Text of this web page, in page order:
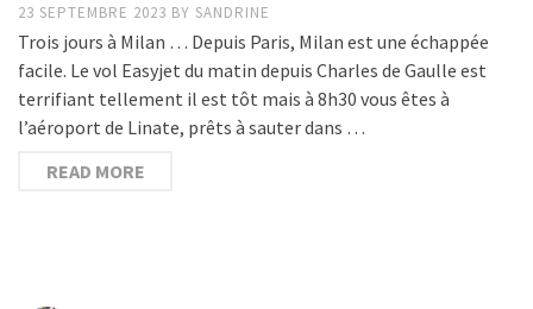
23 SEPTEMBRE 2023 BY SANDRINE
Trois jours à Milan … Depuis Paris, Milan est une échappée
facile. Le vol Easyjet du matin depuis Charles de Gaulle est
terrifiant tellement il est tôt mais à 8h30 vous êtes à
l’aéroport de Linate, prêts à sauter dans …
READ MORE